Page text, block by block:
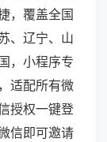
，覆盖全国
、辽宁、山
，小程序专
适配所有微
授权一键登
信即可邀请